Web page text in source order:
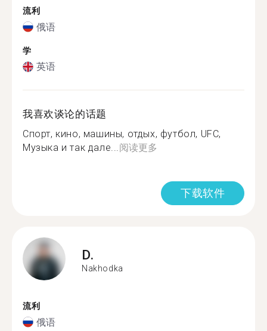
流利
俄语
学
英语
我喜欢谈论的话题
Спорт, кино, машины, отдых, футбол, UFC,
Музыка и так дале...阅读更多
下载软件
D.
Nakhodka
流利
俄语